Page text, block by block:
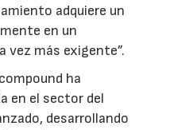
adquiere un
en un
más exigente”.
ha
en el sector del
desarrollando